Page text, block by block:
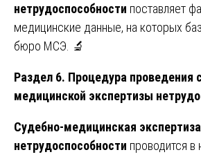
нетрудоспособности поставляет
медицинские данные, на которых
бюро МСЭ. 🔬
Раздел 6. Процедура проведения
медицинской экспертизы
Судебно-медицинская экспертиза
нетрудоспособности проводится в